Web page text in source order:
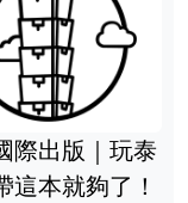
際出版｜玩泰
這本就夠了！